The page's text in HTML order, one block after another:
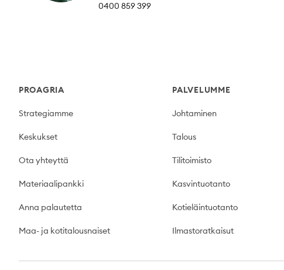
0400 859 399
PROAGRIA
Strategiamme
Keskukset
Ota yhteyttä
Materiaalipankki
Anna palautetta
Maa- ja kotitalousnaiset
PALVELUMME
Johtaminen
Talous
Tilitoimisto
Kasvintuotanto
Kotieläintuotanto
Ilmastoratkaisut